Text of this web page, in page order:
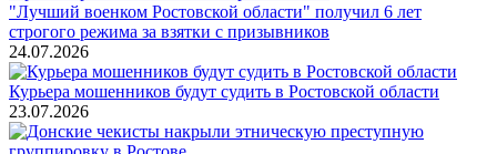
"Лучший военком Ростовской области" получил 6 лет
строгого режима за взятки с призывников
24.07.2026
Курьера мошенников будут судить в Ростовской области
23.07.2026